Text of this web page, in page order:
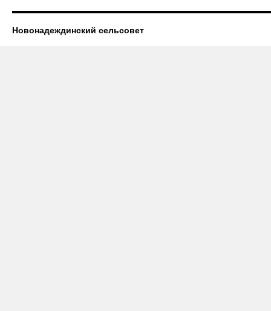
Новонадеждинский сельсовет